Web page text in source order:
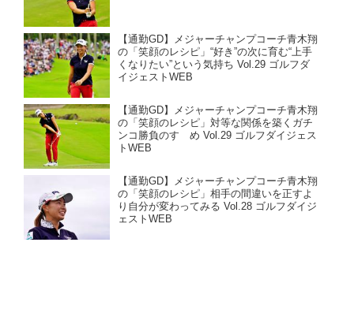
【通勤GD】メジャーチャンプコーチ青木翔
の「笑顔のレシピ」“好き”の次に育む“上手
くなりたい”という気持ち Vol.29 ゴルフダ
イジェストWEB
【通勤GD】メジャーチャンプコーチ青木翔
の「笑顔のレシピ」対等な関係を築くガチ
ンコ勝負のすゝめ Vol.29 ゴルフダイジェス
トWEB
【通勤GD】メジャーチャンプコーチ青木翔
の「笑顔のレシピ」相手の間違いを正すよ
り自分が変わってみる Vol.28 ゴルフダイジ
ェストWEB